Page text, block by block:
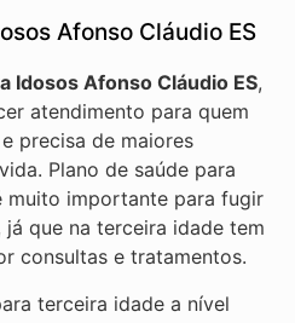
Afonso Cláudio ES
Idosos Afonso Cláudio ES,
atendimento para quem
precisa de maiores
Plano de saúde para
muito importante para fugir
que na terceira idade tem
consultas e tratamentos.
terceira idade a nível